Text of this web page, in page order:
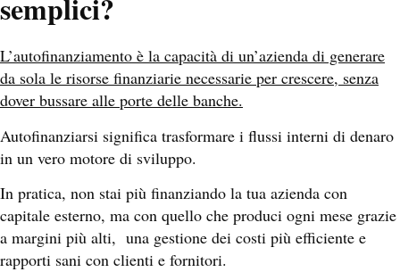
semplici?
L’autofinanziamento è la capacità di un’azienda di generare
da sola le risorse finanziarie necessarie per crescere, senza
dover bussare alle porte delle banche.
Autofinanziarsi significa trasformare i flussi interni di denaro
in un vero motore di sviluppo.
In pratica, non stai più finanziando la tua azienda con
capitale esterno, ma con quello che produci ogni mese grazie
a margini più alti, una gestione dei costi più efficiente e
rapporti sani con clienti e fornitori.